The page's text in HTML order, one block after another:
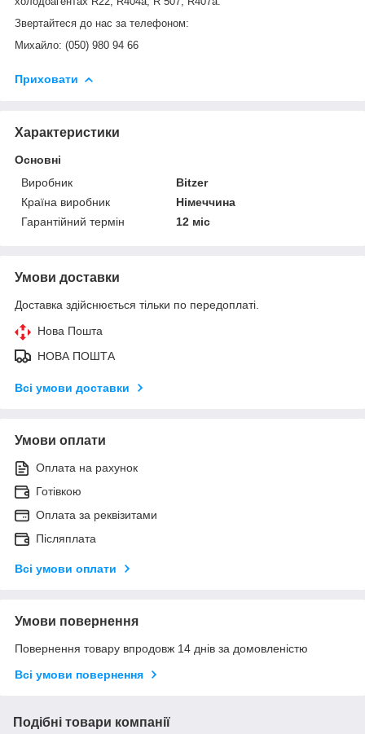
Звертайтеся до нас за телефоном:
Михайло: (050) 980 94 66
Приховати
Характеристики
Основні
Виробник
Bitzer
Країна виробник
Німеччина
Гарантійний термін
12 міс
Умови доставки
Доставка здійснюється тільки по передоплаті.
Нова Пошта
НОВА ПОШТА
Всі умови доставки
Умови оплати
Оплата на рахунок
Готівкою
Оплата за реквізитами
Післяплата
Всі умови оплати
Умови повернення
Повернення товару впродовж 14 днів за домовленістю
Всі умови повернення
Подібні товари компанії